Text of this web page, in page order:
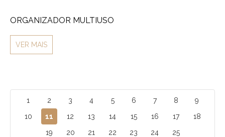
ORGANIZADOR MULTIUSO
VER MAIS
1 2 3 4 5 6 7 8
9
10
11 12 13 14 15 16 17
18
19
20 21 22 23 24 25